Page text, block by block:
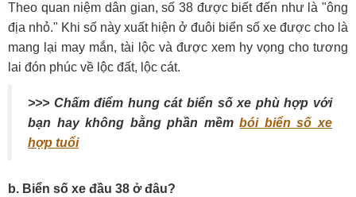
Theo quan niệm dân gian, số 38 được biết đến như là "ông
địa nhỏ." Khi số này xuất hiện ở đuôi biển số xe được cho là
mang lại may mắn, tài lộc và được xem hy vọng cho tương
lai đón phúc về lộc đất, lộc cát.
>>> Chấm điểm hung cát biển số xe phù hợp với
bạn hay không bằng phần mềmbói biển số xe
hợp tuổi
b. Biển số xe đầu 38 ở đâu?